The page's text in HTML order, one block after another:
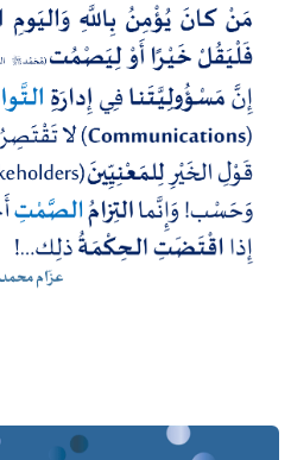
رب سكوت أبلغ من كلام!